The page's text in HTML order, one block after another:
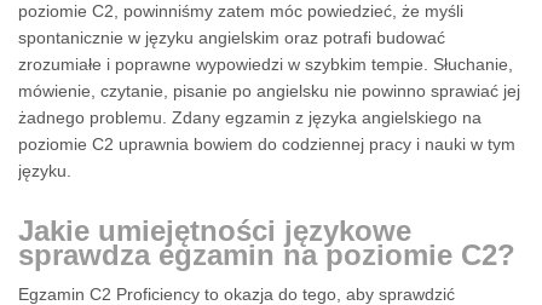
poziomie C2, powinniśmy zatem móc powiedzieć, że myśli
spontanicznie w języku angielskim oraz potrafi budować
zrozumiałe i poprawne wypowiedzi w szybkim tempie. Słuchanie,
mówienie, czytanie, pisanie po angielsku nie powinno sprawiać jej
żadnego problemu. Zdany egzamin z języka angielskiego na
poziomie C2 uprawnia bowiem do codziennej pracy i nauki w tym
języku.
Jakie umiejętności językowe
sprawdza egzamin na poziomie C2?
Egzamin C2 Proficiency to okazja do tego, aby sprawdzić